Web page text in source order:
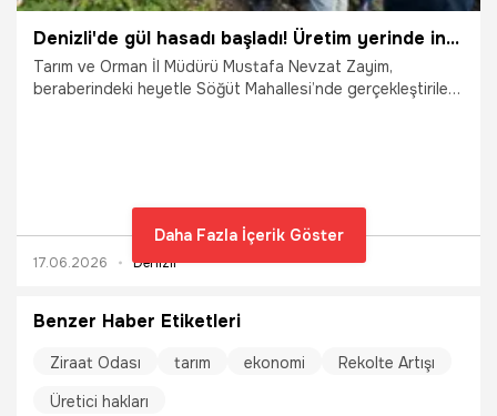
Denizli'de gül hasadı başladı! Üretim yerinde incelendi
Tarım ve Orman İl Müdürü Mustafa Nevzat Zayim,
beraberindeki heyetle Söğüt Mahallesi’nde gerçekleştirilen
17.06.2026 Denizli
Daha Fazla İçerik Göster
Benzer Haber Etiketleri
Ziraat Odası tarım ekonomi
Rekolte Artışı
Üretici hakları